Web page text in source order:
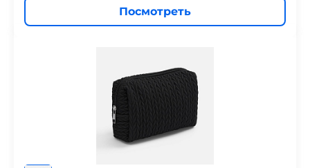
Посмотреть